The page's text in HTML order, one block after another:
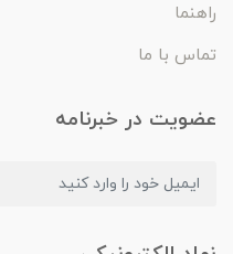
راهنما
تماس با ما
عضویت در خبرنامه